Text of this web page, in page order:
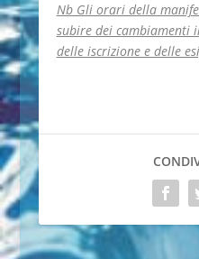
Nb Gli orari della
subire dei cambiamenti
delle iscrizione e delle